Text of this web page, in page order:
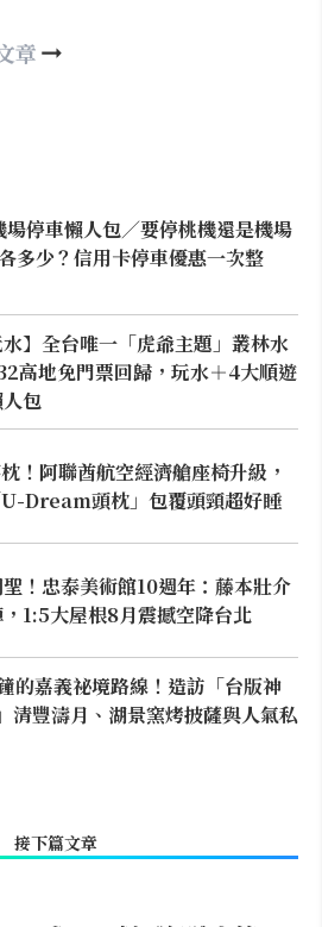
章
停車懶人包／要停桃機還是機場
多少？信用卡停車優惠一次整
水】全台唯一「虎爺主題」叢林水
高地免門票回歸，玩水＋4大順遊
包
！阿聯酋航空經濟艙座椅升級，
Dream頭枕」包覆頭頸超好睡
！忠泰美術館10週年：藤本壯介
1:5大屋根8月震撼空降台北
的嘉義祕境路線！造訪「台版神
清豐濤月、湖景窯烤披薩與人氣私
接下篇文章